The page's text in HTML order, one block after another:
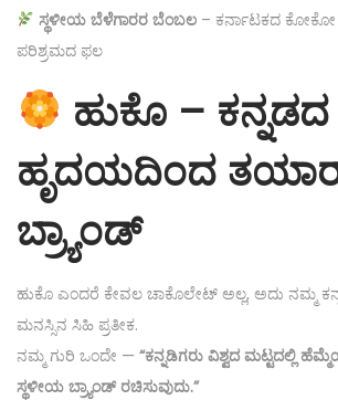
ಸ್ಥಳೀಯ ಬೆಳೆಗಾರರ ಬೆಂಬಲ– ಕರ್ನಾಟಕದ ಕೋಕೋ
ಪರಿಶ್ರಮದ ಫಲ
ಹುಕೊ – ಕನ್ನಡದ
ಹೃದಯದಿಂದ
ಬ್ರ್ಯಾಂಡ್
ಹುಕೊ ಎಂದರೆ ಕೇವಲ ಚಾಕೊಲೇಟ್ ಅಲ್ಲ, ಅದು ನಮ್ಮ
ಮನಸ್ಸಿನ ಸಿಹಿ ಪ್ರತೀಕ.
ನಮ್ಮ ಗುರಿ ಒಂದೇ — “ಕನ್ನಡಿಗರು ವಿಶ್ವದ ಮಟ್ಟದಲ್ಲಿ
ಸ್ಥಳೀಯ ಬ್ರ್ಯಾಂಡ್ ರಚಿಸುವುದು.”